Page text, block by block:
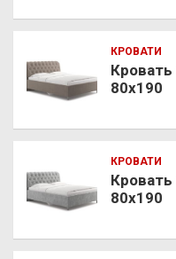
КРОВАТИ
80х190
КРОВАТИ
80х190